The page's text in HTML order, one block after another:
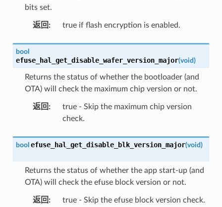
bits set.
返回 : true if flash encryption is enabled.
bool
efuse_hal_get_disable_wafer_version_major(void)
Returns the status of whether the bootloader (and
OTA) will check the maximum chip version or not.
返回 :
true - Skip the maximum chip version
check.
bool efuse_hal_get_disable_blk_version_major(void)
Returns the status of whether the app start-up (and
OTA) will check the efuse block version or not.
返回 : true - Skip the efuse block version check.